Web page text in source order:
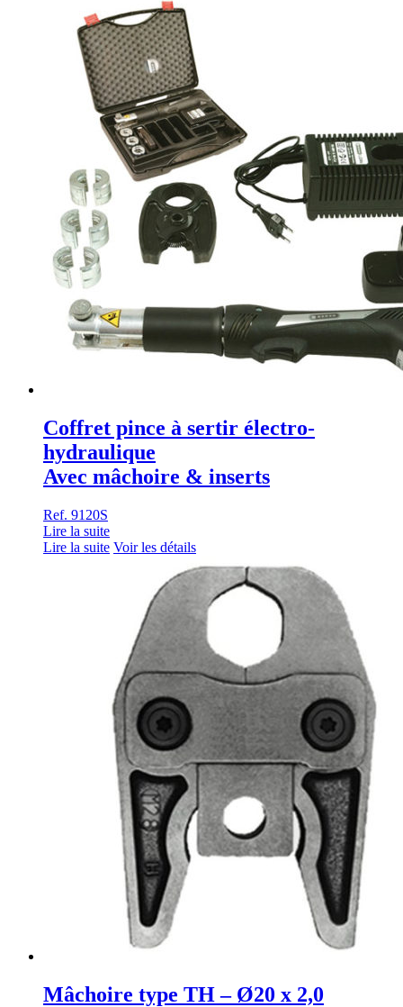
Coffret pince à sertir électro-
hydraulique
Avec mâchoire & inserts
Ref. 9120S
Lire la suite
Lire la suite Voir les détails
Mâchoire type TH – Ø20 x 2,0